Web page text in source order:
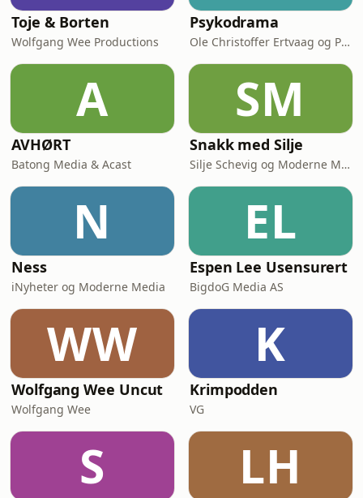
Toje & Borten
Wolfgang Wee Productions
Psykodrama
Ole Christoffer Ertvaag og Per Kjerstad & Acast
A
AVHØRT
Batong Media & Acast
SM
Snakk med Silje
Silje Schevig og Moderne Media
N
Ness
iNyheter og Moderne Media
EL
Espen Lee Usensurert
BigdoG Media AS
WW
Wolfgang Wee Uncut
Wolfgang Wee
K
Krimpodden
VG
S LH